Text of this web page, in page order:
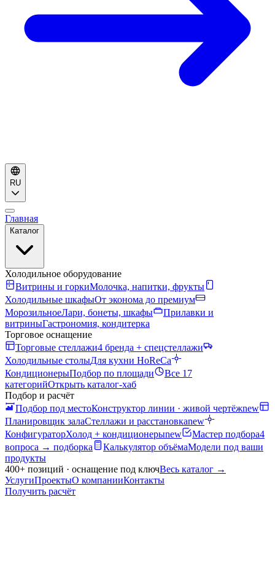
RU
Главная
Каталог
Холодильное оборудование
Витрины и горкиМолочка, напитки, фрукты
Холодильные шкафыОт эконома до премиум
МорозильноеЛари, бонеты, шкафы
Прилавки и
витриныГастрономия, кондитерка
Торговое оснащение
Торговые стеллажи4 бренда + спецстеллажи
Холодильные столыДля кухни HoReCa
КондиционерыПодбор по площади
Все 17
категорийОткрыть каталог-хаб
Подбор и расчёт
Подбор под местоКонструктор линии · живой чертёжnew
Планировщик залаСтеллажи и расстановкаnew
КонфигураторХолод + кондиционерыnew Мастер подбора4
вопроса → подборка
Калькулятор объёмаМодели под ваши
продукты
400+ позиций · оснащение под ключВесь каталог →
УслугиПроектыО компанииКонтакты
Получить расчёт